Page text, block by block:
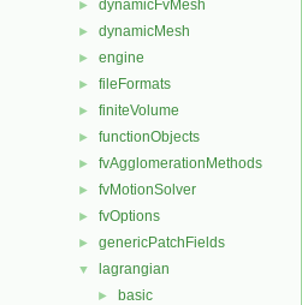
► dynamicFvMesh
► dynamicMesh
► engine
► fileFormats
► finiteVolume
► functionObjects
► fvAgglomerationMethods
► fvMotionSolver
► fvOptions
► genericPatchFields
▼ lagrangian
► basic